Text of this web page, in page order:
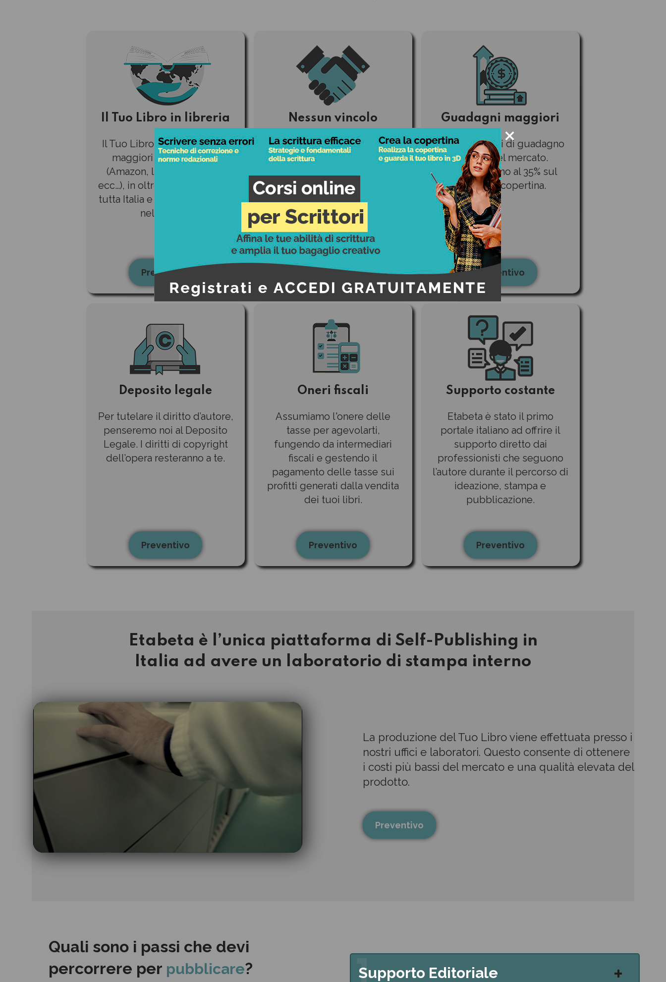
Preventivo
Il Tuo Libro in libreria
Il Tuo Libro ordinabile nelle
maggiori librerie online
(Amazon, laFeltrinelli, IBS,
ecc…), in oltre 4.500 librerie in
tutta Italia e in più di 30 paesi
nel mondo.
Preventivo
Nessun vincolo
Solo con Etabeta hai il diritto
di scegliere cosa è meglio
pubblicazione non è
vincolante e non ha durata,
puoi rescindere quando vuoi.
Preventivo
Guadagni maggiori
Le percentuali di guadagno
più alte del mercato.
Percepisci fino al 35% sul
prezzo di copertina.
Preventivo
Deposito legale
Per tutelare il diritto d’autore,
penseremo noi al Deposito
Legale. I diritti di copyright
dell’opera resteranno a te.
Preventivo
Oneri fiscali
Assumiamo l'onere delle
tasse per agevolarti,
fungendo da intermediari
fiscali e gestendo il
pagamento delle tasse sui
profitti generati dalla vendita
dei tuoi libri.
Preventivo
Supporto costante
Etabeta è stato il primo
portale italiano ad offrire il
supporto diretto dai
professionisti che seguono
l’autore durante il percorso di
ideazione, stampa e
pubblicazione.
Etabeta è l’unica piattaforma di Self-Publishing in
Italia ad avere un laboratorio di stampa interno
La produzione del Tuo Libro viene effettuata presso i
nostri uffici e laboratori. Questo consente di ottenere
i costi più bassi del mercato e una qualità elevata del
prodotto.
Preventivo
Quali sono i passi che devi
percorrere per pubblicare? Supporto Editoriale +
×